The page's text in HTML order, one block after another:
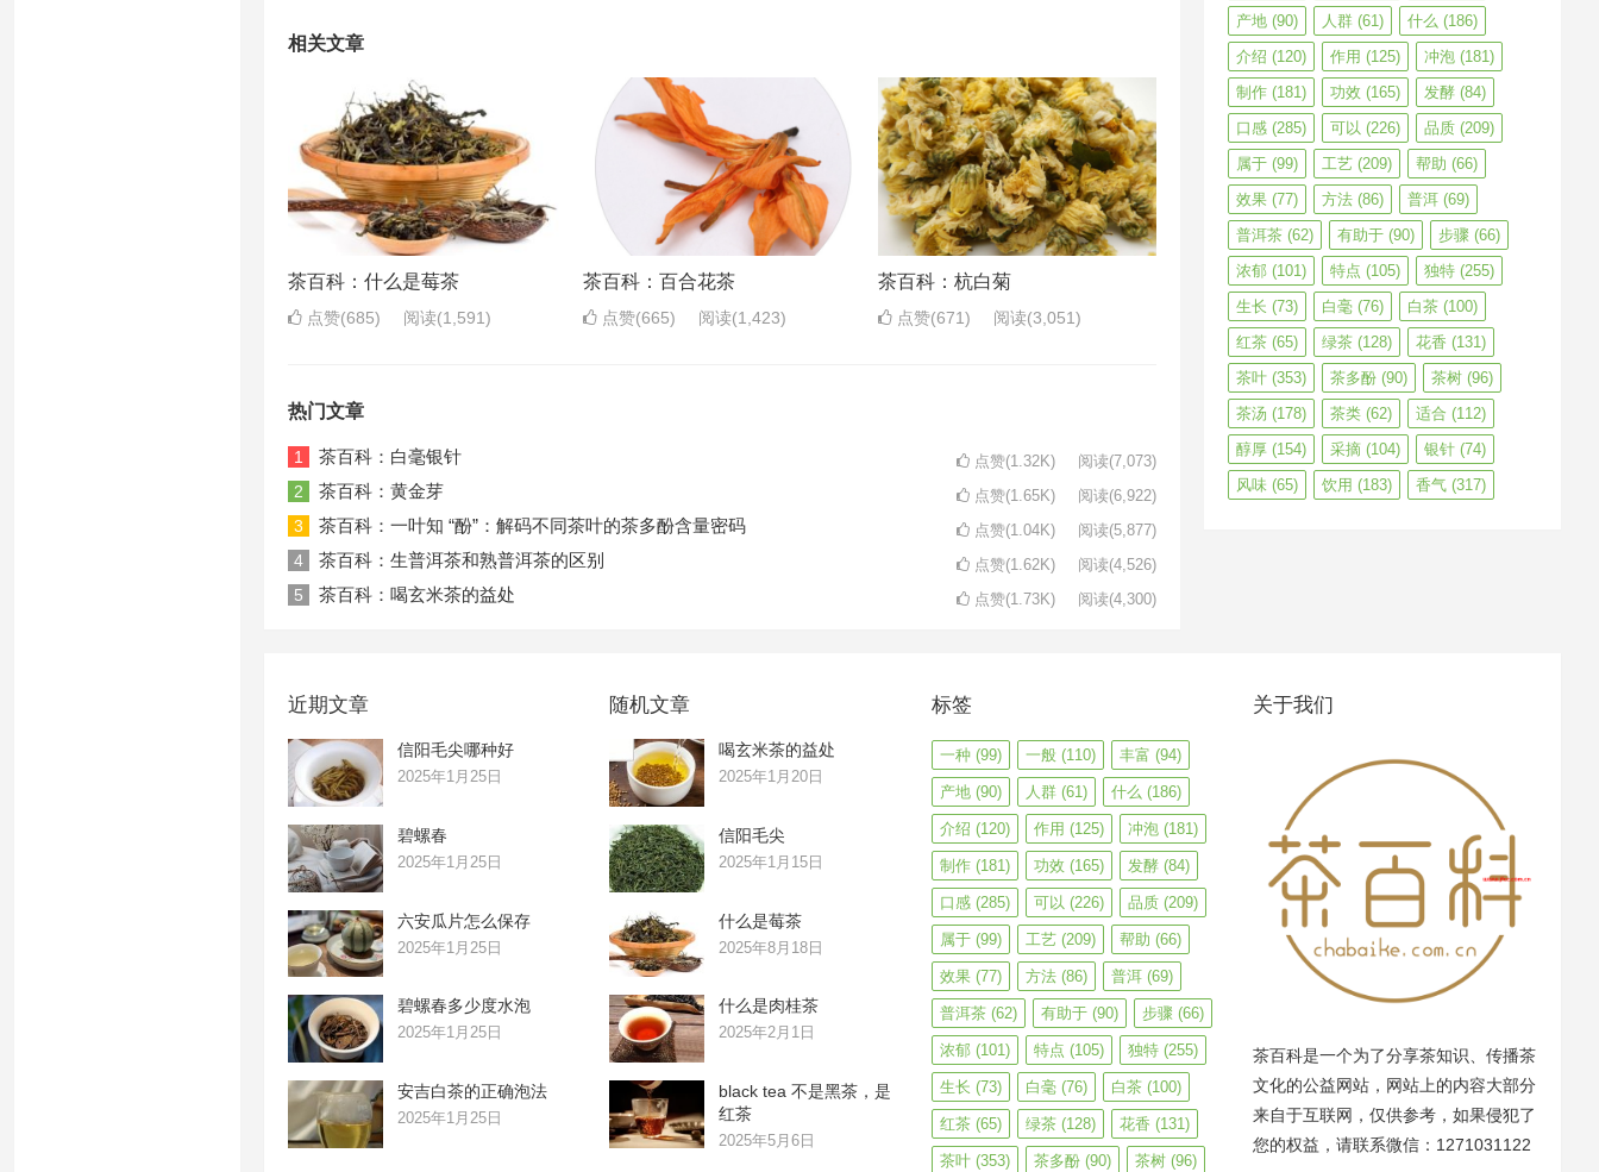
相关文章
茶百科：什么是莓茶
点赞(685) 阅读(1,591)
茶百科：百合花茶
点赞(665) 阅读(1,423)
茶百科：杭白菊
点赞(671) 阅读(3,051)
热门文章
1 茶百科：白毫银针 点赞(1.32K) 阅读(7,073)
2 茶百科：黄金芽 点赞(1.65K) 阅读(6,922)
3 茶百科：一叶知 “酚”：解码不同茶叶的茶多酚含量密码 点赞(1.04K) 阅读(5,877)
4 茶百科：生普洱茶和熟普洱茶的区别 点赞(1.62K) 阅读(4,526)
5 茶百科：喝玄米茶的益处 点赞(1.73K) 阅读(4,300)
产地 (90) 人群 (61) 什么 (186)
介绍 (120) 作用 (125) 冲泡 (181)
制作 (181) 功效 (165) 发酵 (84)
口感 (285) 可以 (226) 品质 (209)
属于 (99) 工艺 (209) 帮助 (66)
效果 (77) 方法 (86) 普洱 (69)
普洱茶 (62) 有助于 (90) 步骤 (66)
浓郁 (101) 特点 (105) 独特 (255)
生长 (73) 白毫 (76) 白茶 (100)
红茶 (65) 绿茶 (128) 花香 (131)
茶叶 (353) 茶多酚 (90) 茶树 (96)
茶汤 (178) 茶类 (62) 适合 (112)
醇厚 (154) 采摘 (104) 银针 (74)
风味 (65) 饮用 (183) 香气 (317)
近期文章
信阳毛尖哪种好
2025年1月25日
碧螺春
2025年1月25日
六安瓜片怎么保存
2025年1月25日
碧螺春多少度水泡
2025年1月25日
安吉白茶的正确泡法
2025年1月25日
随机文章
喝玄米茶的益处
2025年1月20日
信阳毛尖
2025年1月15日
什么是莓茶
2025年8月18日
什么是肉桂茶
2025年2月1日
black tea 不是黑茶，是
红茶
2025年5月6日
标签
一种(99) 一般 (110) 丰富 (94)
产地(90) 人群(61) 什么 (186)
介绍 (120) 作用 (125) 冲泡(181)
制作(181) 功效 (165) 发酵(84)
口感(285) 可以 (226) 品质(209)
属于(99) 工艺(209) 帮助 (66)
效果(77) 方法(86) 普洱(69)
普洱茶(62) 有助于(90) 步骤(66)
浓郁(101) 特点 (105) 独特(255)
生长 (73) 白毫(76) 白茶(100)
红茶(65) 绿茶(128) 花香 (131)
茶叶(353) 茶多酚(90) 茶树(96)
关于我们
茶百科是一个为了分享茶知识、传播茶
文化的公益网站，网站上的内容大部分
来自于互联网，仅供参考，如果侵犯了
您的权益，请联系微信：1271031122